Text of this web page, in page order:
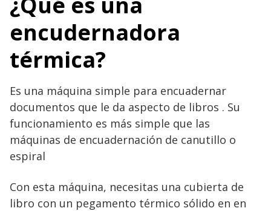
encudernadora
térmica?
Es una máquina simple para encuadernar
documentos que le da aspecto de libros . Su
funcionamiento es más simple que las
máquinas de encuadernación de canutillo o
espiral
Con esta máquina, necesitas una cubierta de
libro con un pegamento térmico sólido en en